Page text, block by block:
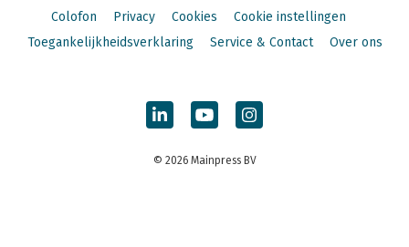
Colofon
Privacy Cookies
Cookie instellingen
Toegankelijkheidsverklaring
Service & Contact Over ons
© 2026 Mainpress BV